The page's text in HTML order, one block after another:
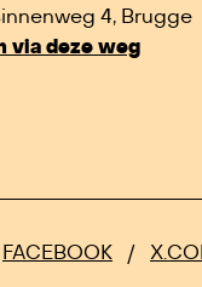
4, Brugge
via deze weg
FACEBOOK /